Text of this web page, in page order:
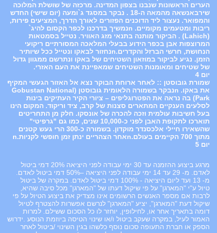
הערים הראשונות שנבנו בצפון המדינה. מרכזה של שושלת המלוכה
שירבאנשאה מהמאה ה-18 . נבקר במסגד ג`ומעה (יום שישי) החדש
והמפואר. נעצור ליד הדוכנים הפזורים לאורך הדרך, המציעים פירות,
ריבות ומטעמים מקומיים. nנמשיך בדרכנו לכפר הקסום להיג`
(Lahich) . הביקור מותנה בתנאי מזג האוויר. נטייל בסמטאות
המרוצפות אבן בכפר הידוע בבעלי המלאכה המסורתיים ריקועי
הנחושת, חרשי הברזל והקדרים.nנחזור לבאקו ונטייל ככל שיותיר
הזמן. נגיע לביקור במוזאון השטיחים של באקו ונתרשם ממגוון גדול
של שטיחים ומאומנות השטיחים שמאפיינת את העם האזרי.
יום 4
שמורת גובוסטן :: לאחר ארוחת הבוקר נצא אל האזור הגעשי המקיף
את באקו. nנבקר בשמורה הלאומית גובוסטן (Gobustan National
Park) בה נראה את הפטרוגליפים – ציורי הקיר העתיקים בינות
לסלעים הענקיים המתארים סצנות של קרב, ציד וריקוד. המקום הינו
בעל חשיבות עולמית וזכה להכרה של אונסקו. חלק מן התחריטים
תוארכו לתקופת האבן לפני כ-10,000 שנים, כמו גם "גרפיטי"
שהשאירו חיילי אלכסנדר מוקדון. בשמורה כ-300 הרי געש קטנים
מתוך 700 הקיימים בעולם.nאחר הצהריים ינתן זמן חופשי לקניות.n
יום 5
מרגע ביצוע ההזמנה עד 30 ימי עבודה לפני היציאה 20% דמי ביטול
לאדם. מ- 29 עד 14 ימי עבודה לפני היציאה –50% דמי ביטול לאדם.
מ- 13 ועד ליום היציאה - 100% דמי ביטול לאדם. במקרה של ביטול
טיול ע"י "המארגן" על פי שיקול דעתו של "המארגן" מכל סיבה שהיא,
לרבות אם מספר האנשים הרשומים אינו מצדיק את ביצוע הטיול על פי
שיקול דעת "המארגן", יציע "המארגן" לנרשם אפשרות להצטרף לטיול
דומה בתאריך אחר או, לחילופין, יוחזר לו כל הסכום ששילם. למרות
האמור לעיל, במקרה שעקב ביטול ו/או שינוי הטיסה ביוזמת הנוסע .ידרוש
הספק או חברת התעופה סכום נוסף כלשהו בגין השינוי /ביטול לאחר